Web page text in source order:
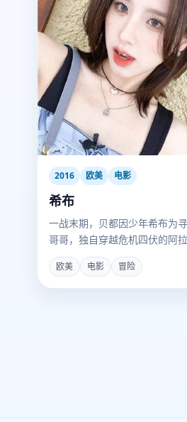
2016 欧美 电影
希布
一战末期，贝都因少年希布为
哥哥，独自穿越危机四伏的阿拉
欧美 电影 冒险